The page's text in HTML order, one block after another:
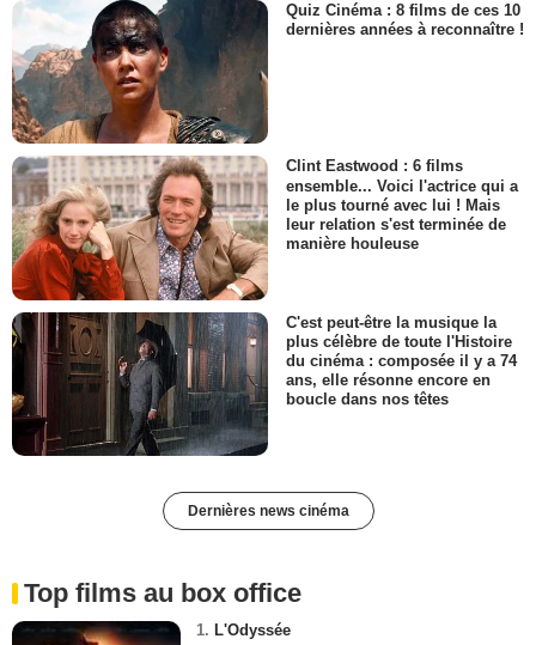
Quiz Cinéma : 8 films de ces 10
dernières années à reconnaître !
Clint Eastwood : 6 films
ensemble... Voici l'actrice qui a
le plus tourné avec lui ! Mais
leur relation s'est terminée de
manière houleuse
C'est peut-être la musique la
plus célèbre de toute l'Histoire
du cinéma : composée il y a 74
ans, elle résonne encore en
boucle dans nos têtes
Dernières news cinéma
Top films au box office
1. L'Odyssée